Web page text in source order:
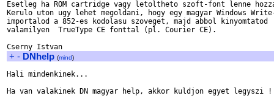
Esetleg ha ROM cartridge vagy letoltheto szoft-font lenne
Kerulo uton ugy lehet megoldani, hogy egy magyar Windows
importalod a 852-es kodolasu szoveget, majd abbol kinyomtatod
valamilyen  TrueType CE fonttal (pl. Courier CE).
+ - DNhelp (mind)
Hali mindenkinek...
Ha van valakinek DN magyar help, akkor kuldjon egyet legyszi !